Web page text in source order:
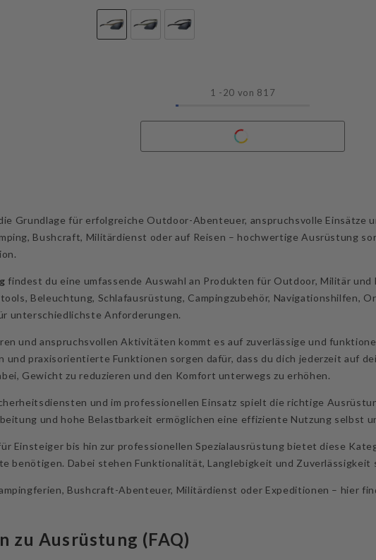
1 -20 von 817
Grundlage für erfolgreiche Outdoor-Abenteuer, anspruchsvolle Einsätze
Bushcraft, Militärdienst oder auf Reisen – hochwertige Ausrüstung
findest du eine umfassende Auswahl an Produkten für Outdoor, Militär und
Beleuchtung, Schlafausrüstung, Campingzubehör, Navigationshilfen,
unterschiedlichste Anforderungen.
und anspruchsvollen Aktivitäten kommt es auf zuverlässige und
praxisorientierte Funktionen sorgen dafür, dass du dich jederzeit auf
Gewicht zu reduzieren und den Komfort unterwegs zu erhöhen.
und im professionellen Einsatz spielt die richtige
und hohe Belastbarkeit ermöglichen eine effiziente Nutzung selbst
Einsteiger bis hin zur professionellen Spezialausrüstung bietet diese
benötigen. Dabei stehen Funktionalität, Langlebigkeit und
Bushcraft-Abenteuer, Militärdienst oder Expeditionen – hier
zu Ausrüstung (FAQ)